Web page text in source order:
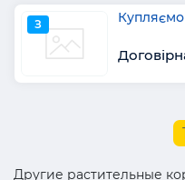
З
Другие растительные